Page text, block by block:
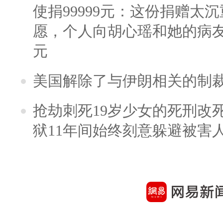
使捐99999元：这份捐赠太
愿，个人向胡心瑶和她的病
元
美国解除了与伊朗相关的制
抢劫刺死19岁少女的死刑改
狱11年间始终刻意躲避被害